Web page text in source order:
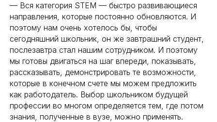
— Вся категория STEM — быстро развивающиеся
направления, которые постоянно обновляются. И
поэтому нам очень хотелось бы, чтобы
сегодняшний школьник, он же завтрашний студент,
послезавтра стал нашим сотрудником. И поэтому
мы готовы двигаться на шаг впереди, показывать,
рассказывать, демонстрировать те возможности,
которые в конечном счете мы можем предложить
как работодатель. Выбор школьником будущей
профессии во многом определяется тем, где потом
знания, полученные в вузе, можно применять.